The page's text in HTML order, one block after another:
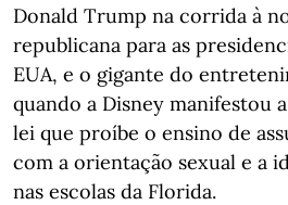
Donald Trump na corrida à
republicana para as
EUA, e o gigante do
quando a Disney manifestou
lei que proíbe o ensino de
com a orientação sexual e a
nas escolas da Florida.